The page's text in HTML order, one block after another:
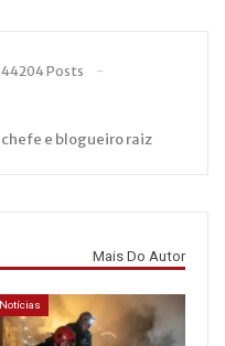
44204 Posts
e blogueiro raiz
Mais Do Autor
Notícias